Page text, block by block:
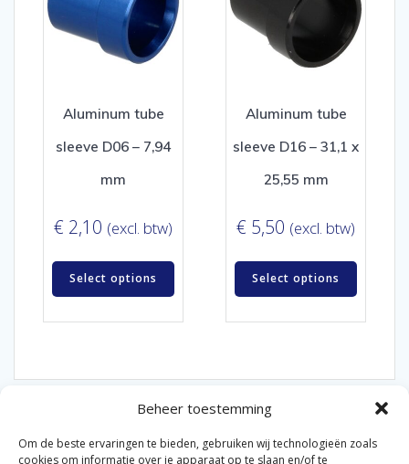
Beheer toestemming
Om de beste ervaringen te bieden, gebruiken wij technologieën zoals
cookies om informatie over je apparaat op te slaan en/of te
Aluminum tube
sleeve D06 – 7,94
mm
€ 2,10 (excl. btw)
Select options
Aluminum tube
sleeve D16 – 31,1 x
25,55 mm
€ 5,50 (excl. btw)
Select options